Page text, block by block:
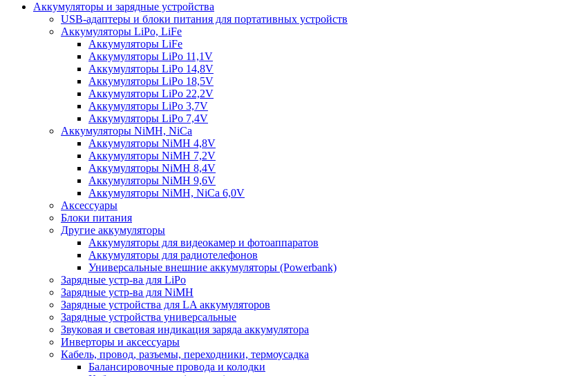
Аккумуляторы и зарядные устройства
USB-адаптеры и блоки питания для портативных устройств
Аккумуляторы LiPo, LiFe
Аккумуляторы LiFe
Аккумуляторы LiPo 11,1V
Аккумуляторы LiPo 14,8V
Аккумуляторы LiPo 18,5V
Аккумуляторы LiPo 22,2V
Аккумуляторы LiPo 3,7V
Аккумуляторы LiPo 7,4V
Аккумуляторы NiMH, NiCa
Аккумуляторы NiMH 4,8V
Аккумуляторы NiMH 7,2V
Аккумуляторы NiMH 8,4V
Аккумуляторы NiMH 9,6V
Аккумуляторы NiMH, NiCa 6,0V
Аксессуары
Блоки питания
Другие аккумуляторы
Аккумуляторы для видеокамер и фотоаппаратов
Аккумуляторы для радиотелефонов
Универсальные внешние аккумуляторы (Powerbank)
Зарядные устр-ва для LiPo
Зарядные устр-ва для NiMH
Зарядные устройства для LA аккумуляторов
Зарядные устройства универсальные
Звуковая и световая индикация заряда аккумулятора
Инверторы и аксессуары
Кабель, провод, разъемы, переходники, термоусадка
Балансировочные провода и колодки